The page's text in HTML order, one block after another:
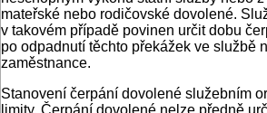
mateřské nebo rodičovské dovolené.
v takovém případě povinen určit dobu
po odpadnutí těchto překážek ve službě
zaměstnance.
Stanovení čerpání dovolené služebním